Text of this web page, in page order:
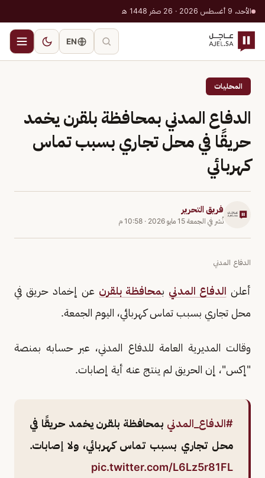
الأحد، 9 أغسطس 2026 · 26 صفر 1448 هـ
EN
المحليات
الدفاع المدني بمحافظة بلقرن يخمد
حريقًا في محل تجاري بسبب تماس
كهربائي
فريق التحرير
نُشر في الجمعة 15 مايو 2026 · 10:58 م
الدفاع المدني
أعلن الدفاع المدني بمحافظة بلقرن عن إخماد حريق في
محل تجاري بسبب تماس كهربائي، اليوم الجمعة.
وقالت المديرية العامة للدفاع المدني، عبر حسابه بمنصة
"إكس"، إن الحريق لم ينتج عنه أية إصابات.
#الدفاع_المدني بمحافظة بلقرن يخمد حريقًا في
محل تجاري بسبب تماس كهربائي، ولا إصابات.
pic.twitter.com/L6Lz5r81FL